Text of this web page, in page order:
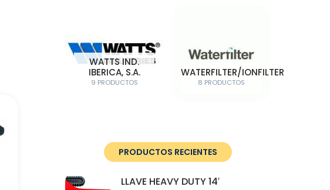
WATTS IND.
IBERICA, S.A.
9 PRODUCTOS
WATERFILTER/IONFILTER
8 PRODUCTOS
PRODUCTOS RECIENTES
LLAVE HEAVY DUTY 14′